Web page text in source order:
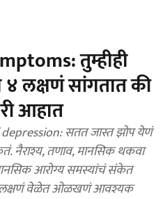
तुम्हीही
लक्षणं सांगतात की
आहात
सतत जास्त झोप येणं
तणाव, मानसिक थकवा
आरोग्य समस्यांचं संकेत
लक्षणं वेळेत ओळखणं आवश्यक